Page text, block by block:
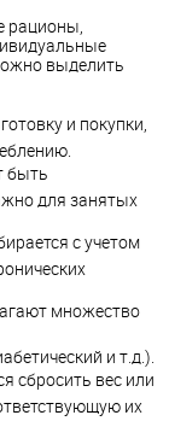
рационы,
выделить
и покупки,
быть
для занятых
с учетом
множество
и т.д.).
сбросить вес или
их